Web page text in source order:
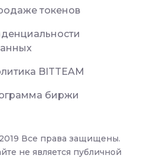
токенов
BITTEAM
биржи
Все права защищены.
не является публичной